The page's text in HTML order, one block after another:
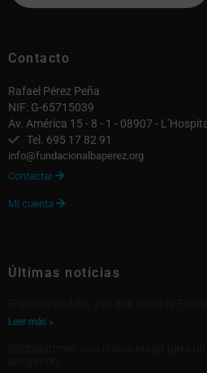
Contacto
Rafael Pérez Peña
NIF: G-65715039
Av. América 15 - 8 - 1 - 08907 -
Tel. 695 17 82 91
info@fundacionalbaperez.org
Contactar 
Mi cuenta 
Últimas notícias
Leer más »